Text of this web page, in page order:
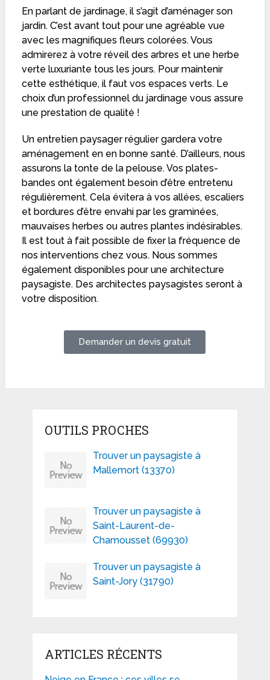
En parlant de jardinage, il s’agit d’aménager son
jardin. C’est avant tout pour une agréable vue
avec les magnifiques fleurs colorées. Vous
admirerez à votre réveil des arbres et une herbe
verte luxuriante tous les jours. Pour maintenir
cette esthétique, il faut vos espaces verts. Le
choix d’un professionnel du jardinage vous assure
une prestation de qualité !
Un entretien paysager régulier gardera votre
aménagement en en bonne santé. D’ailleurs, nous
assurons la tonte de la pelouse. Vos plates-
bandes ont également besoin d’être entretenu
régulièrement. Cela évitera à vos allées, escaliers
et bordures d’être envahi par les graminées,
mauvaises herbes ou autres plantes indésirables.
Il est tout à fait possible de fixer la fréquence de
nos interventions chez vous. Nous sommes
également disponibles pour une architecture
paysagiste. Des architectes paysagistes seront à
votre disposition.
Demander un devis gratuit
OUTILS PROCHES
Trouver un paysagiste à
Mallemort (13370)
Trouver un paysagiste à
Saint-Laurent-de-
Chamousset (69930)
Trouver un paysagiste à
Saint-Jory (31790)
ARTICLES RÉCENTS